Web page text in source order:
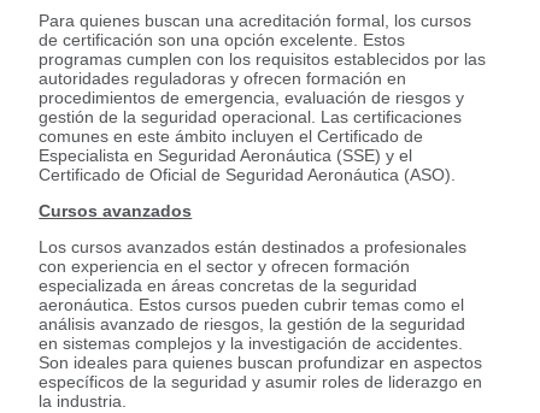
Para quienes buscan una acreditación formal, los cursos
de certificación son una opción excelente. Estos
programas cumplen con los requisitos establecidos por las
autoridades reguladoras y ofrecen formación en
procedimientos de emergencia, evaluación de riesgos y
gestión de la seguridad operacional. Las certificaciones
comunes en este ámbito incluyen el Certificado de
Especialista en Seguridad Aeronáutica (SSE) y el
Certificado de Oficial de Seguridad Aeronáutica (ASO).
Cursos avanzados
Los cursos avanzados están destinados a profesionales
con experiencia en el sector y ofrecen formación
especializada en áreas concretas de la seguridad
aeronáutica. Estos cursos pueden cubrir temas como el
análisis avanzado de riesgos, la gestión de la seguridad
en sistemas complejos y la investigación de accidentes.
Son ideales para quienes buscan profundizar en aspectos
específicos de la seguridad y asumir roles de liderazgo en
la industria.